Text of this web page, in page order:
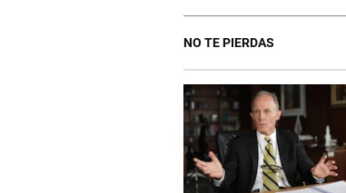
NO TE PIERDAS